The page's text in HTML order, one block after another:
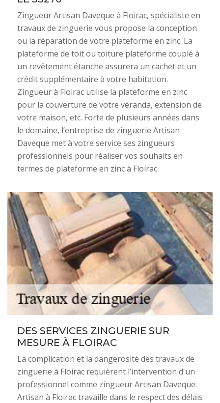
Zingueur Artisan Daveque à Floirac, spécialiste en
travaux de zinguerie vous propose la conception
ou la réparation de votre plateforme en zinc. La
plateforme de toit ou toiture plateforme couplé à
un revêtement étanche assurera un cachet et un
crédit supplémentaire à votre habitation.
Zingueur à Floirac utilise la plateforme en zinc
pour la couverture de votre véranda, extension de
votre maison, etc. Forte de plusieurs années dans
le domaine, l’entreprise de zinguerie Artisan
Daveque met à votre service ses zingueurs
professionnels pour réaliser vos souhaits en
termes de plateforme en zinc à Floirac.
DES SERVICES ZINGUERIE SUR
MESURE À FLOIRAC
La complication et la dangerosité des travaux de
zinguerie à Floirac requièrent l’intervention d'un
professionnel comme zingueur Artisan Daveque.
Artisan à Floirac travaille dans le respect des délais